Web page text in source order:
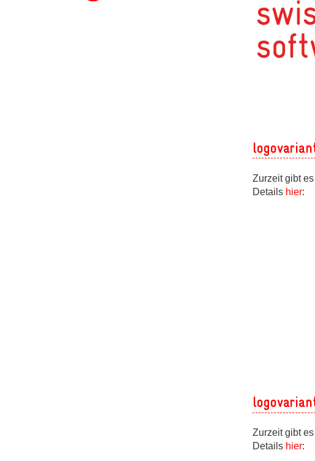
Zurzeit gibt
Details hier:
Zurzeit gibt
Details hier: